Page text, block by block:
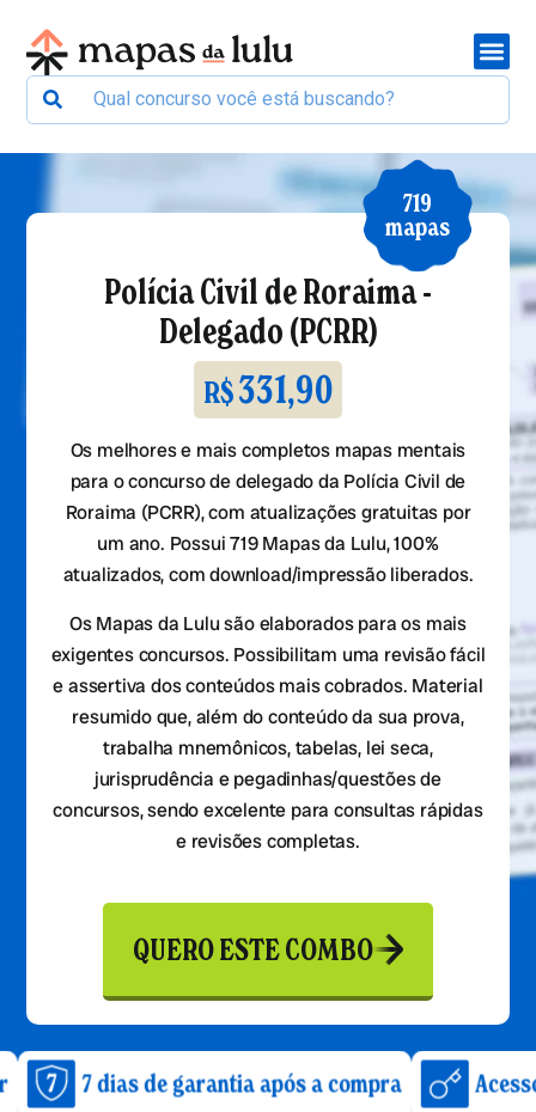
719
mapas
Polícia Civil de Roraima -
Delegado (PCRR)
R$331,90
Os melhores e mais completos mapas mentais
para o concurso de delegado da Polícia Civil de
Roraima (PCRR), com atualizações gratuitas por
um ano. Possui 719 Mapas da Lulu, 100%
atualizados, com download/impressão liberados.
Os Mapas da Lulu são elaborados para os mais
exigentes concursos. Possibilitam uma revisão fácil
e assertiva dos conteúdos mais cobrados. Material
resumido que, além do conteúdo da sua prova,
trabalha mnemônicos, tabelas, lei seca,
jurisprudência e pegadinhas/questões de
concursos, sendo excelente para consultas rápidas
e revisões completas.
QUERO ESTE COMBO
de garantia após a compra Acesso imediato